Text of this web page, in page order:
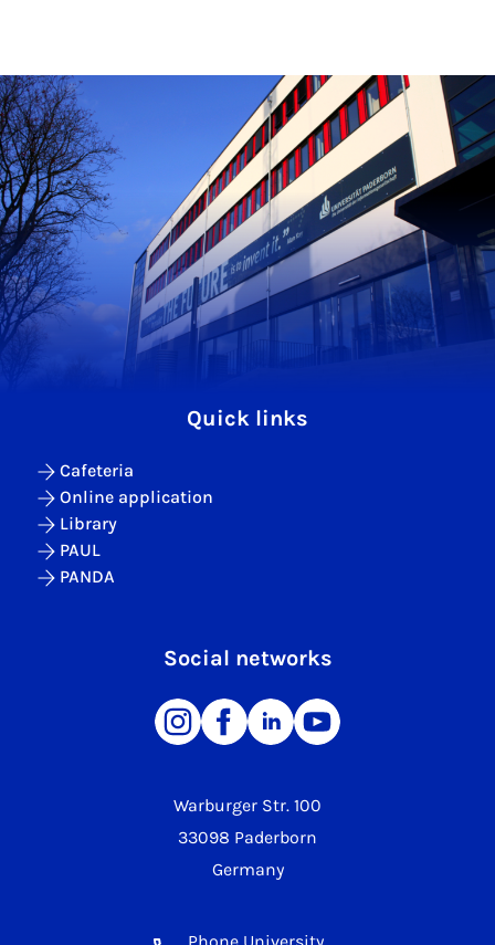
Warburger Str. 100
33098 Paderborn
Germany
Quick links
Cafeteria
Online application
Library
PAUL
PANDA
Social networks